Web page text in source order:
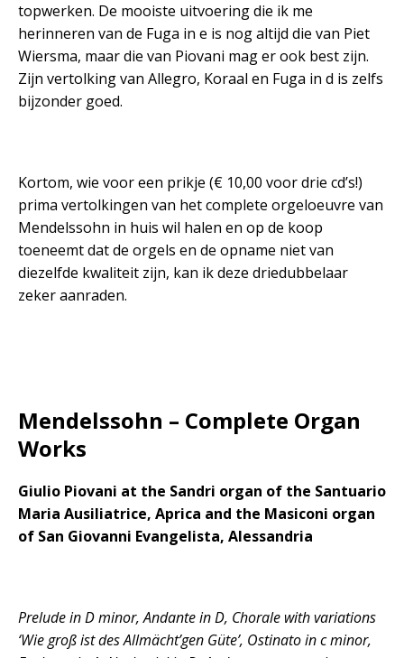
topwerken. De mooiste uitvoering die ik me
herinneren van de Fuga in e is nog altijd die van Piet
Wiersma, maar die van Piovani mag er ook best zijn.
Zijn vertolking van Allegro, Koraal en Fuga in d is zelfs
bijzonder goed.
Kortom, wie voor een prikje (€ 10,00 voor drie cd’s!)
prima vertolkingen van het complete orgeloeuvre van
Mendelssohn in huis wil halen en op de koop
toeneemt dat de orgels en de opname niet van
diezelfde kwaliteit zijn, kan ik deze driedubbelaar
zeker aanraden.
Mendelssohn – Complete Organ
Works
Giulio Piovani at the Sandri organ of the Santuario
Maria Ausiliatrice, Aprica and the Masiconi organ
of San Giovanni Evangelista, Alessandria
Prelude in D minor, Andante in D, Chorale with variations
‘Wie groß ist des Allmächt’gen Güte’, Ostinato in c minor,